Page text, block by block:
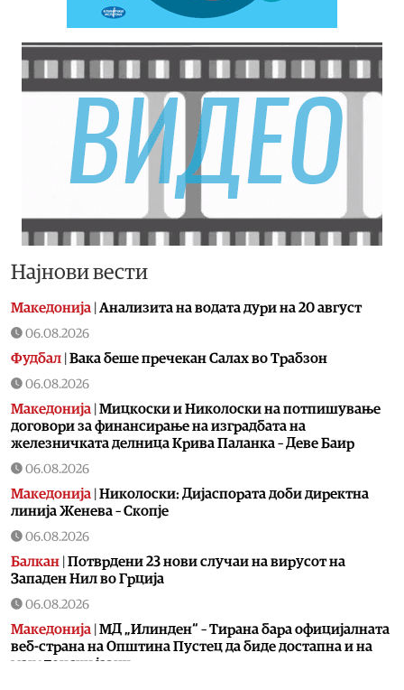
Најнови вести
Македонија Aнализита на водата дури на 20 август
06.08.2026
Фудбал Вака беше пречекан Салах во Трабзон
06.08.2026
Македонија Мицкоски и Николоски на потпишување
договори за финансирање на изградбата на
железничката делница Крива Паланка – Деве Баир
06.08.2026
Македонија Николоски: Дијаспората доби директна
линија Женева – Скопје
06.08.2026
Балкан Потврдени 23 нови случаи на вирусот на
Западен Нил во Грција
06.08.2026
Македонија МД „Илинден“ – Тирана бара официјалната
веб-страна на Општина Пустец да биде достапна и на
македонски јазик